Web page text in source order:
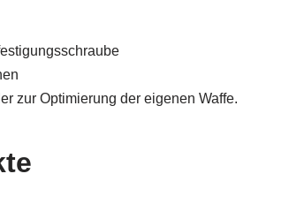
zur Optimierung der eigenen Waffe.